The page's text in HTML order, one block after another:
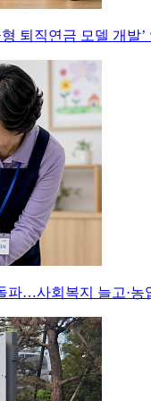
퇴직연금 모델 개발
파…사회복지 늘고·농